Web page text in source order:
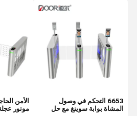
6653 التحكم في وصول
المشاة بوابة سوينغ مع حل
الأمن
موتور